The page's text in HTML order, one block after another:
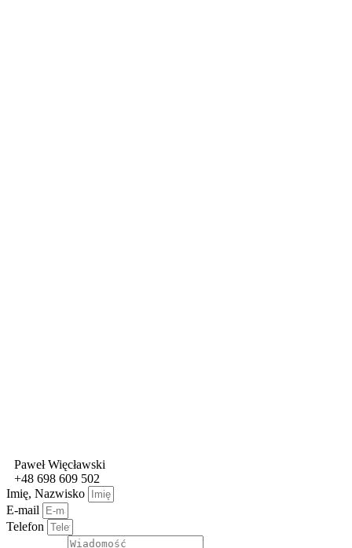
Paweł Więcławski
+48 698 609 502
Imię, Nazwisko
E-mail
Telefon